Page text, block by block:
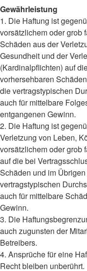
Gewährleistung
1. Die Haftung ist
vorsätzlichem oder grob
Schäden aus der
Gesundheit und der
(Kardinalpflichten) auf
vorhersehbaren
die vertragstypischen
auch für mittelbare
entgangenen Gewinn.
2. Die Haftung ist
Verletzung von Leben,
vorsätzlichem oder grob
auf die bei
Schäden und im
vertragstypischen
auch für mittelbare
Gewinn.
3. Die
auch zugunsten der
Betreibers.
4. Ansprüche für eine
Recht bleiben unberührt.